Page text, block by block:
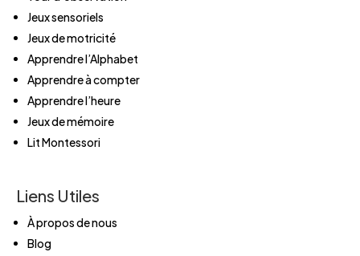
Jeux sensoriels
Jeux de motricité
Apprendre l’Alphabet
Apprendre à compter
Apprendre l’heure
Jeux de mémoire
Lit Montessori
Liens Utiles
À propos de nous
Blog